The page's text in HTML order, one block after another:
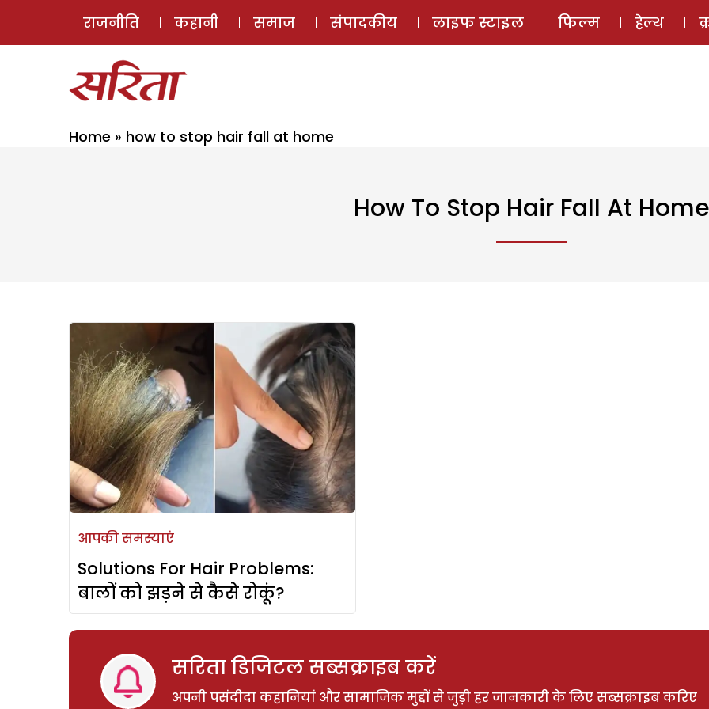
ई-मैगज़ीन
राजनीति कहानी समाज संपादकीय लाइफ स्टाइल फिल्म हेल्थ
Home » how to stop hair fall at home
How To Stop Hair Fall At Home
आपकी समस्याएं
Solutions For Hair Problems:
बालों को झड़ने से कैसे रोकूं?
सरिता डिजिटल सब्सक्राइब करें
अपनी पसंदीदा कहानियां और सामाजिक मुद्दों से जुड़ी हर जानकारी के लिए सब्सक्राइब करिए